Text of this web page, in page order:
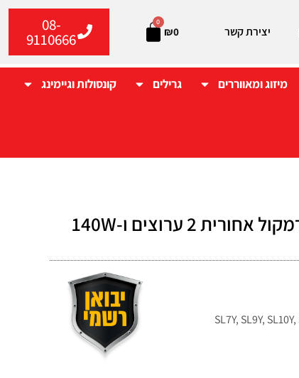
יצירת קשר ₪0
0
08-
9110666
מיזוג ומאווררים גרילים קונסולות וגיימינג
SPK8-Sערכת רמקול אחורית 2 ערוצים ו-140W